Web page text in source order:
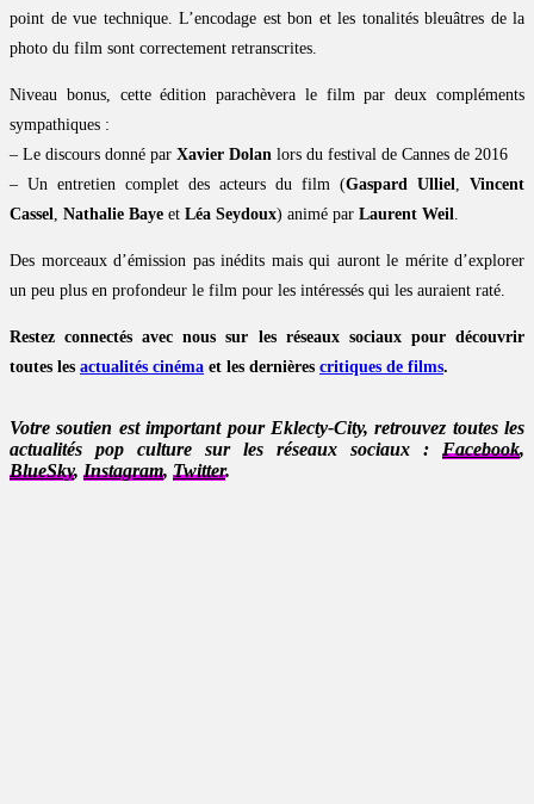
point de vue technique. L’encodage est bon et les tonalités bleuâtres de la
photo du film sont correctement retranscrites.
Niveau bonus, cette édition parachèvera le film par deux compléments
sympathiques :
– Le discours donné par Xavier Dolan lors du festival de Cannes de 2016
– Un entretien complet des acteurs du film (Gaspard Ulliel, Vincent
Cassel, Nathalie Baye et Léa Seydoux) animé par Laurent Weil.
Des morceaux d’émission pas inédits mais qui auront le mérite d’explorer
un peu plus en profondeur le film pour les intéressés qui les auraient raté.
Restez connectés avec nous sur les réseaux sociaux pour découvrir
toutes les actualités cinéma et les dernières critiques de films.
Votre soutien est important pour Eklecty-City, retrouvez toutes les
actualités pop culture sur les réseaux sociaux : Facebook,
BlueSky, Instagram, Twitter.